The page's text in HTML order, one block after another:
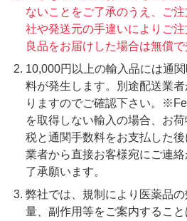
ないことをご了承のうえ、ご
社や発送元の手違いによりご
良品をお届けした場合は無償で
10,000円以上の輸入品には通
料が発生します。別途配送業
りますのでご確認下さい。
を取得しない輸入の場合、お
税と通関手数料をお支払した
業者から直接お客様宛にご連
了承願います。
弊社では、規制により医薬品
量、副作用等をご案内するこ